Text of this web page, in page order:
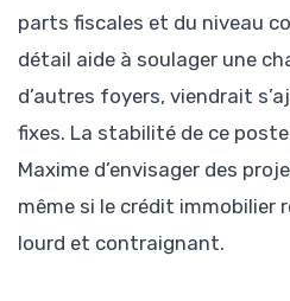
parts fiscales et du niveau
détail aide à soulager une
d’autres foyers, viendrait
fixes. La stabilité de ce
Maxime d’envisager des
même si le crédit immobilier
lourd et contraignant.